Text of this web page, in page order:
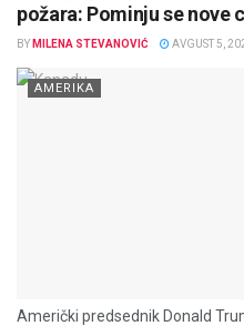
požara: Pominju se nove
BY MILENA STEVANOVIĆ AVGUST 5,
AMERIKA
Američki predsednik Donald